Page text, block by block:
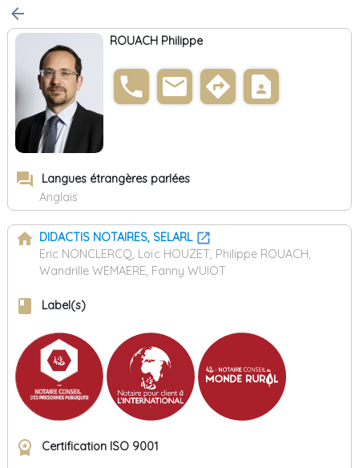
arrow_back
ROUACH Philippe
phone email directions contact_page
forum
Langues étrangères parlées
Anglais
home DIDACTIS NOTAIRES, SELARL
Eric NONCLERCQ, Loïc HOUZET, Philippe ROUACH,
Wandrille WEMAERE, Fanny WUIOT
book Label(s)
workspace_premium Certification ISO 9001